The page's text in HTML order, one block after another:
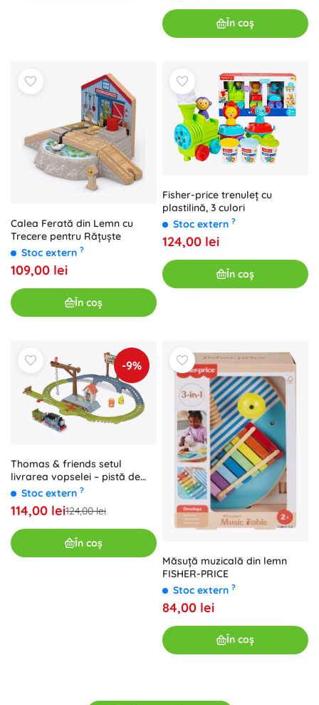
În coș
Calea Ferată din Lemn cu
Trecere pentru Rățuște
Stoc extern ?
109,00 lei
În coș
Fisher-price trenuleț cu
plastilină, 3 culori
Stoc extern ?
124,00 lei
În coș
-9%
Thomas & friends setul
livrarea vopselei – pistă de
tren motorizată cu macara
Stoc extern ?
114,00 lei124,00 lei
În coș
Măsuță muzicală din lemn
FISHER-PRICE
Stoc extern ?
84,00 lei
În coș